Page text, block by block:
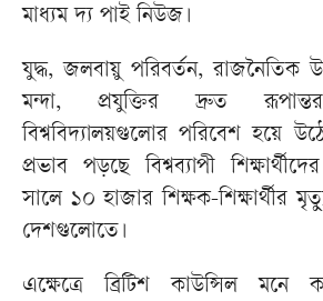
মাধ্যম দ্য পাই নিউজ।
যুদ্ধ, জলবায়ু পরিবর্তন, রাজনৈতিক
মন্দা, প্রযুক্তির দ্রুত
বিশ্ববিদ্যালয়গুলোর পরিবেশ হয়ে
প্রভাব পড়ছে বিশ্বব্যাপী
সালে ১০ হাজার শিক্ষক-শিক্ষার্থীর
দেশগুলোতে।
এক্ষেত্রে ব্রিটিশ কাউন্সিল মনে